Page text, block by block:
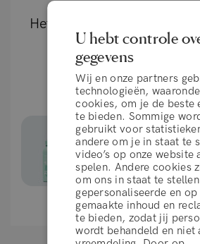
Het werkt gewoon!!! Mijn
en ik heb nieuwe
Gebruikt3
maanden
Bekijk alle
*Resultaten kunnen variëren
U hebt controle
gegevens
Wij en onze partners
technologieën,
cookies, om je de beste
te bieden. Sommige
gebruikt voor
andere om je in staat te
video’s op onze website
spelen. Andere cookies
om ons in staat te stellen
gepersonaliseerde en op
gemaakte inhoud en
te bieden, zodat jij
wordt behandeld en niet